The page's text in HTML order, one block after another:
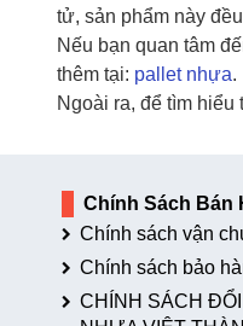
tử, sản phẩm này
Nếu bạn quan tâm
thêm tại: pallet nhựa.
Ngoài ra, để tìm hiểu
Chính Sách Bán
Chính sách vận
Chính sách bảo
CHÍNH SÁCH